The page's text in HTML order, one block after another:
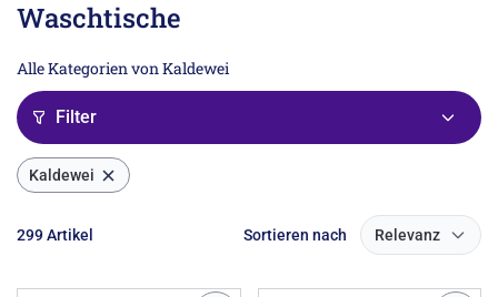
Waschtische
Alle Kategorien von Kaldewei
Filter
Kaldewei
299 Artikel Sortieren nach Relevanz